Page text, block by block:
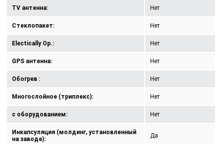
TV антенна: Нет
Стеклопакет: Нет
Electically Op.: Нет
GPS антенна: Нет
Обогрев : Нет
Многослойное (триплекс): Нет
с оборудованием: Нет
Инкапсуляция (молдинг, установленный
на заводе):
Да